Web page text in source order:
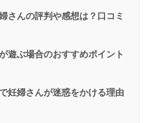
さんの評判や感想は？口コミ
遊ぶ場合のおすすめポイント
妊婦さんが迷惑をかける理由